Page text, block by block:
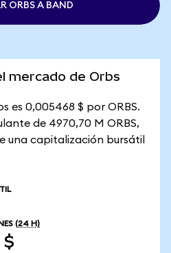
ORBS A BAND
mercado de Orbs
es 0,005468 $ por ORBS.
de 4970,70 M ORBS,
una capitalización bursátil
(24 H)